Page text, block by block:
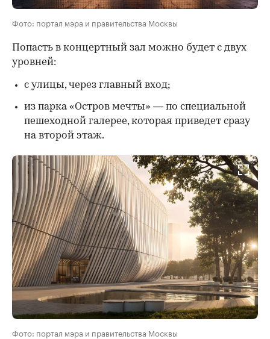
Фото: портал мэра и правительства Москвы
Попасть в концертный зал можно будет с двух
уровней:
с улицы, через главный вход;
из парка «Остров мечты» — по специальной
пешеходной галерее, которая приведет сразу
на второй этаж.
Фото: портал мэра и правительства Москвы